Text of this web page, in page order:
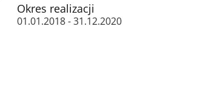
Okres realizacji
01.01.2018 - 31.12.2020